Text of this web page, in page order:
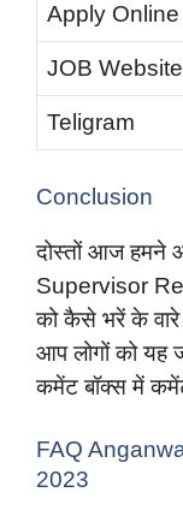
Apply Online
JOB Website
Teligram
Conclusion
दोस्तों आज हमने
Supervisor
को कैसे भरें के वारे
आप लोगों को यह
कमेंट बॉक्स में
FAQ
2023